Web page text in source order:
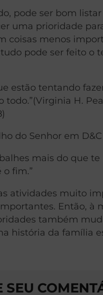
pode ser bom
uma prioridade
coisas menos
pode ser feito o
estão tentando
H.
do Senhor em D&C
mais do que
fim.”
atividades muito
Então, à
também
história da família
SEU